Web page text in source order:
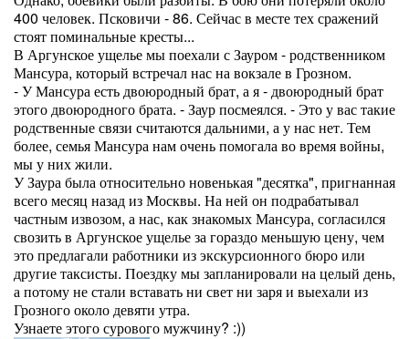
400 человек. Псковичи - 86. Сейчас в месте тех сражений
стоят поминальные кресты...
В Аргунское ущелье мы поехали с Зауром - родственником
Мансура, который встречал нас на вокзале в Грозном.
- У Мансура есть двоюродный брат, а я - двоюродный брат
этого двоюродного брата. - Заур посмеялся. - Это у вас такие
родственные связи считаются дальними, а у нас нет. Тем
более, семья Мансура нам очень помогала во время войны,
мы у них жили.
У Заура была относительно новенькая "десятка", пригнанная
всего месяц назад из Москвы. На ней он подрабатывал
частным извозом, а нас, как знакомых Мансура, согласился
свозить в Аргунское ущелье за гораздо меньшую цену, чем
это предлагали работники из экскурсионного бюро или
другие таксисты. Поездку мы запланировали на целый день,
а потому не стали вставать ни свет ни заря и выехали из
Грозного около девяти утра.
Узнаете этого сурового мужчину? :))